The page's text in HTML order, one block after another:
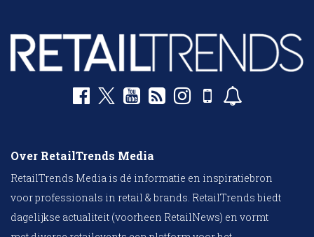
Over RetailTrends Media
RetailTrends Media is dé informatie en inspiratiebron
voor professionals in retail & brands. RetailTrends biedt
dagelijkse actualiteit (voorheen RetailNews) en vormt